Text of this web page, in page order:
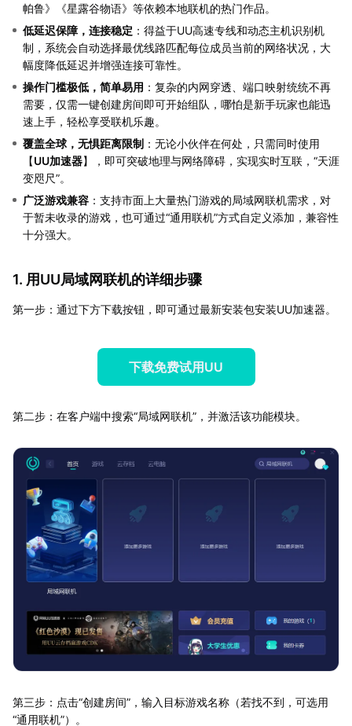
帕鲁》《星露谷物语》等依赖本地联机的热门作品。
低延迟保障，连接稳定 ：得益于UU高速专线和动态主机识别机
制，系统会自动选择最优线路匹配每位成员当前的网络状况，大
幅度降低延迟并增强连接可靠性。
操作门槛极低，简单易用 ：复杂的内网穿透、端口映射统统不再
需要，仅需一键创建房间即可开始组队，哪怕是新手玩家也能迅
速上手，轻松享受联机乐趣。
覆盖全球，无惧距离限制 ：无论小伙伴在何处，只需同时使用
【UU加速器】，即可突破地理与网络障碍，实现实时互联，“天涯
变咫尺”。
广泛游戏兼容 ：支持市面上大量热门游戏的局域网联机需求，对
于暂未收录的游戏，也可通过“通用联机”方式自定义添加，兼容性
十分强大。
1. 用UU局域网联机的详细步骤
第一步：通过下方下载按钮，即可通过最新安装包安装UU加速器。
下载免费试用UU
第二步：在客户端中搜索“局域网联机”，并激活该功能模块。
第三步：点击“创建房间”，输入目标游戏名称（若找不到，可选用
“通用联机”）。